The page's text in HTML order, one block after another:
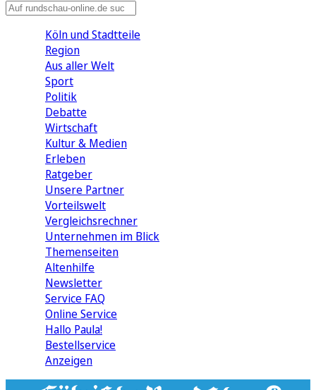
Köln und Stadtteile
Region
Aus aller Welt
Sport
Politik
Debatte
Wirtschaft
Kultur & Medien
Erleben
Ratgeber
Unsere Partner
Vorteilswelt
Vergleichsrechner
Unternehmen im Blick
Themenseiten
Altenhilfe
Newsletter
Service FAQ
Online Service
Hallo Paula!
Bestellservice
Anzeigen